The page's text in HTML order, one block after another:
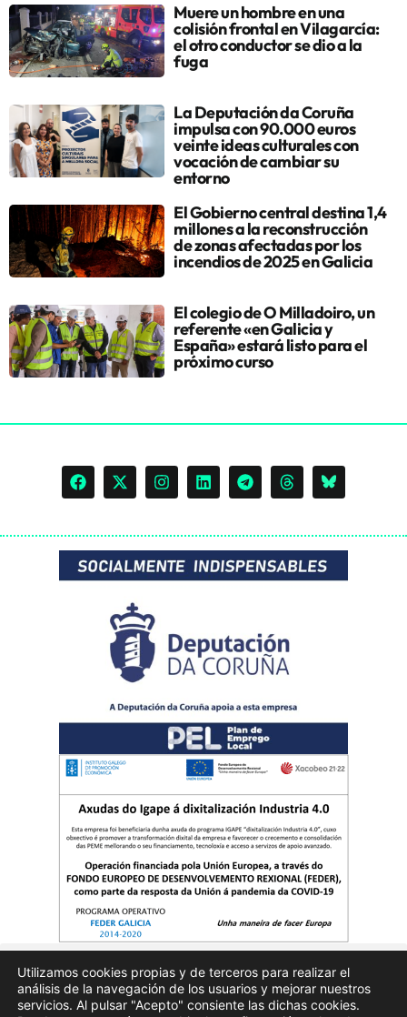
Muere un hombre en una
colisión frontal en Vilagarcía:
el otro conductor se dio a la
fuga
La Deputación da Coruña
impulsa con 90.000 euros
veinte ideas culturales con
vocación de cambiar su
entorno
El Gobierno central destina 1,4
millones a la reconstrucción
de zonas afectadas por los
incendios de 2025 en Galicia
El colegio de O Milladoiro, un
referente «en Galicia y
España» estará listo para el
próximo curso
Quienes somos Publicidad Aviso Legal Politicas de privacidad
Utilizamos cookies propias y de terceros para realizar el
análisis de la navegación de los usuarios y mejorar nuestros
servicios. Al pulsar "Acepto" consiente las dichas cookies.